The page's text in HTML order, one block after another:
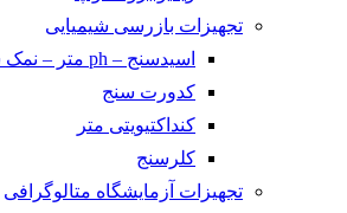
تجهیزات بازرسی شیمیایی
اسیدسنج – ph متر – نمک سنج
کدورت سنج
کنداکتیویتی متر
کلرسنج
تجهیزات آزمایشگاه متالوگرافی